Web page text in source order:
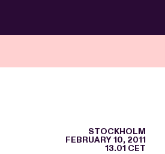
STOCKHOLM
FEBRUARY 10, 2011
13.01 CET